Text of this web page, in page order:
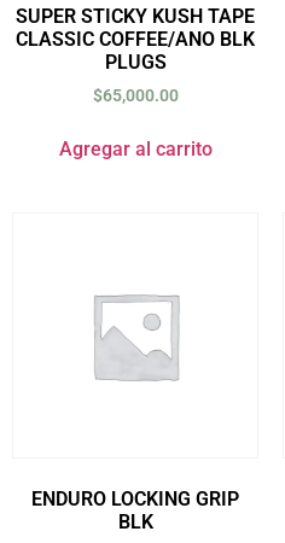
SUPER STICKY KUSH TAPE
CLASSIC COFFEE/ANO BLK
PLUGS
$65,000.00
Agregar al carrito
ENDURO LOCKING GRIP
BLK